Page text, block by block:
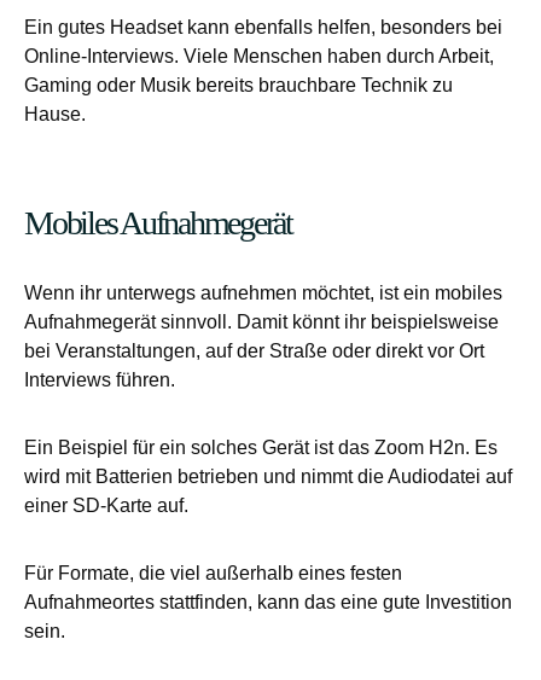
Ein gutes Headset kann ebenfalls helfen, besonders bei
Online-Interviews. Viele Menschen haben durch Arbeit,
Gaming oder Musik bereits brauchbare Technik zu
Hause.
Mobiles Aufnahmegerät
Wenn ihr unterwegs aufnehmen möchtet, ist ein mobiles
Aufnahmegerät sinnvoll. Damit könnt ihr beispielsweise
bei Veranstaltungen, auf der Straße oder direkt vor Ort
Interviews führen.
Ein Beispiel für ein solches Gerät ist das Zoom H2n. Es
wird mit Batterien betrieben und nimmt die Audiodatei auf
einer SD-Karte auf.
Für Formate, die viel außerhalb eines festen
Aufnahmeortes stattfinden, kann das eine gute Investition
sein.